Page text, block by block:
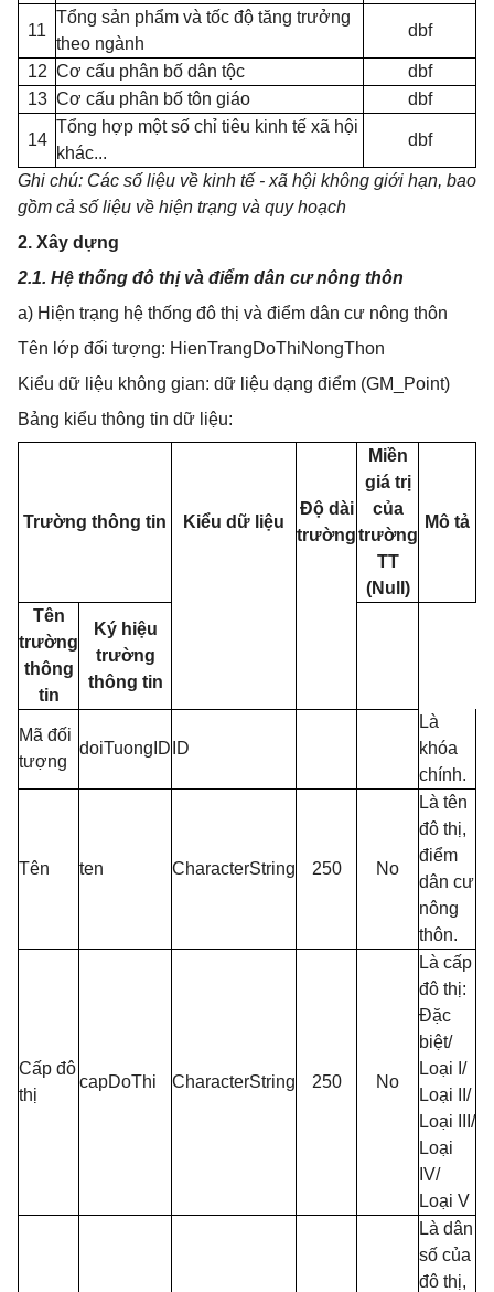
11
Tổng sản phẩm và tốc độ tăng trưởng
theo ngành
dbf
12 Cơ cấu phân bố dân tộc
dbf
13 Cơ cấu phân bố tôn giáo dbf
14
Tổng hợp một số chỉ tiêu kinh tế xã hội
khác...
dbf
Ghi chú: Các số liệu về kinh tế - xã hội không giới hạn, bao
gồm cả số liệu về hiện trạng và quy hoạch
2. Xây dựng
2.1. Hệ thống đô thị và điểm dân cư nông thôn
a) Hiện trạng hệ thống đô thị và điểm dân cư nông thôn
Tên lớp đối tượng: HienTrangDoThiNongThon
Kiểu dữ liệu không gian: dữ liệu dạng điểm (GM_Point)
Bảng kiểu thông tin dữ liệu:
Trường thông tin Kiểu dữ liệu
Độ dài
trường
Miền
giá trị
của
trường
TT
(Null)
Mô tả
Tên
trường
thông
tin
Ký hiệu
trường
thông tin
Mã đối
tượng
doiTuongID ID
Là
khóa
chính.
Tên ten CharacterString 250 No
Là tên
đô thị,
điểm
dân cư
nông
thôn.
Cấp đô
thị
capDoThi CharacterString 250 No
Là cấp
đô thị:
Đặc
biệt/
Loại I/
Loại II/
Loại III/
Loại
IV/
Loại V
Là dân
số của
đô thị,